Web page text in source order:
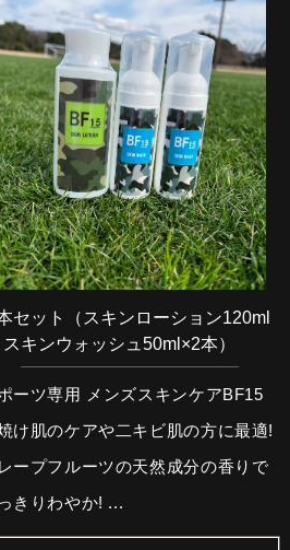
セット（スキンローション120ml
スキンウォッシュ50ml×2本）
ーツ専用 メンズスキンケアBF15
け肌のケアや二キビ肌の方に最適!
ープフルーツの天然成分の香りで
きりわやか! ...